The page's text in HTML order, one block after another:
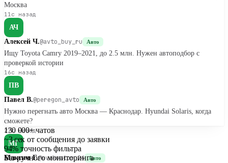
Москва
11с назад
АЧ
Алексей Ч.@avto_buy_ru Авто
Ищу Toyota Camry 2019–2021, до 2.5 млн. Нужен автоподбор с
проверкой истории
16с назад
ПВ
Павел В.@peregon_avto Авто
Нужно перегнать авто Москва — Краснодар. Hyundai Solaris, когда
сможете?
27с назад
МГ
Максим Г.@evakuator_24 Авто
130 000+ чатов
~3 сек от сообщения до заявки
94% точность фильтра
Без ручного мониторинга